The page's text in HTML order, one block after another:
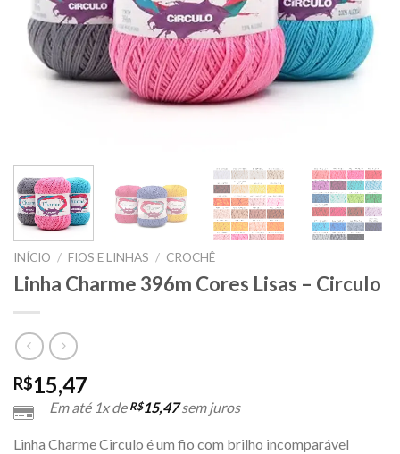
INÍCIO / FIOS E LINHAS / CROCHÊ
Linha Charme 396m Cores Lisas – Circulo
R$15,47
Em até 1x de R$15,47sem juros
Linha Charme Circulo é um fio com brilho incomparável